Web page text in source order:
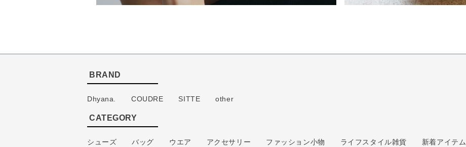
BRAND
Dhyana. COUDRE SITTE other
CATEGORY
シューズ バッグ ウエア アクセサリー ファッション小物 ライフスタイル雑貨 新着アイテム